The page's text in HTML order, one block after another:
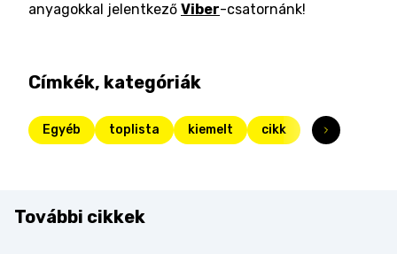
anyagokkal jelentkező Viber-csatornánk!
Címkék, kategóriák
Egyéb toplista kiemelt cikk
További cikkek